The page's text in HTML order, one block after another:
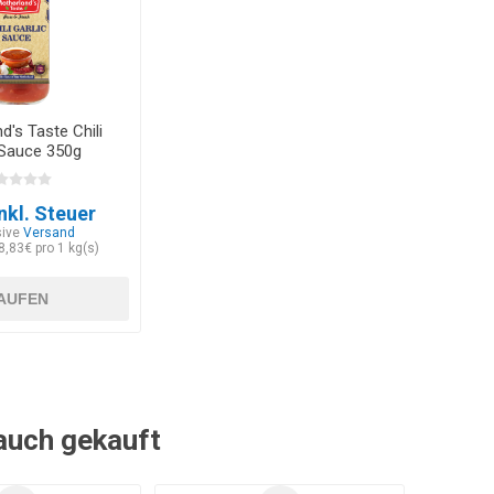
Taste Chili
350g
Steuer
Versand
pro 1 kg(s)
gekauft